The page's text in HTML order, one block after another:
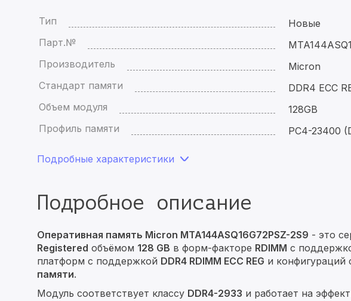
Тип
Новые
Парт.№
Производитель
Micron
Стандарт памяти
DDR4 ECC
Объем модуля
128GB
Профиль памяти
PC4-23400
Подробные характеристики
Подробное описание
Оперативная память Micron MTA144ASQ16G72PSZ-2S9 - это
Registered объёмом 128 GB в форм-факторе RDIMM с
платформ с поддержкой DDR4 RDIMM ECC REG и конфигураций
памяти.
Модуль соответствует классу DDR4-2933 и работает на